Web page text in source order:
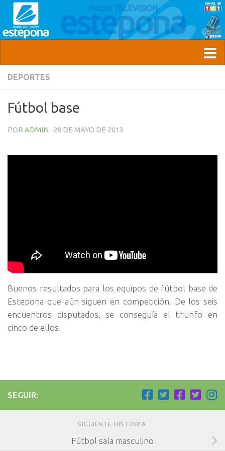
DEPORTES
Fútbol base
POR ADMIN · 28 DE MAYO DE 2013
Buenos resultados para los equipos de fútbol base de
Estepona que aún siguen en competición. De los seis
encuentros disputados, se conseguía el triunfo en
cinco de ellos.
SEGUIR:
SIGUIENTE HISTORIA
Fútbol sala masculino